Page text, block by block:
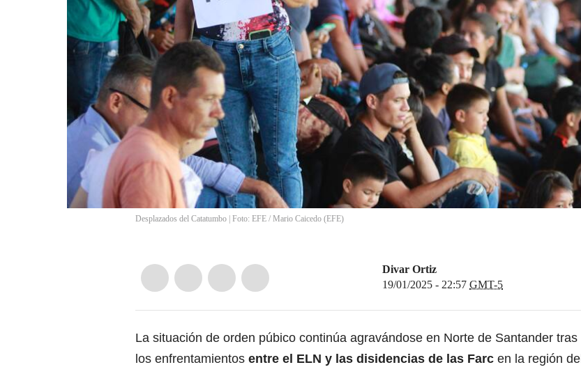
Desplazados del Catatumbo | Foto: EFE / Mario Caicedo (EFE)
Divar Ortiz
19/01/2025 - 22:57 GMT-5
La situación de orden púbico continúa agravándose en Norte de Santander tras
los enfrentamientos entre el ELN y las disidencias de las Farc en la región del